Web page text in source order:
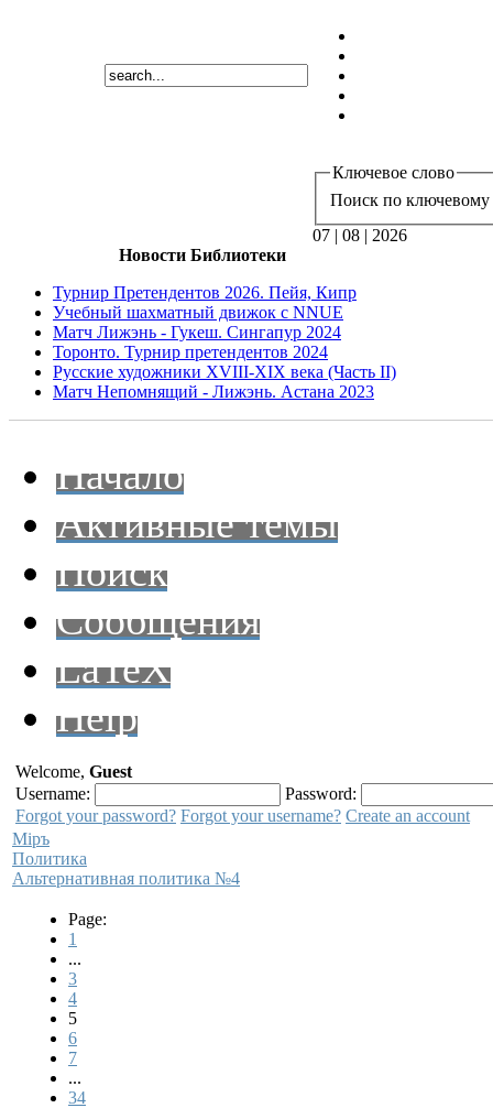
Ключевое слово
Поиск по ключевому
07 | 08 | 2026
Новости Библиотеки
Турнир Претендентов 2026. Пейя, Кипр
Учебный шахматный движок с NNUE
Матч Лижэнь - Гукеш. Сингапур 2024
Торонто. Турнир претендентов 2024
Русские художники XVIII-XIX века (Часть II)
Матч Непомнящий - Лижэнь. Астана 2023
Начало
Активные темы
Поиск
Сообщения
LaTeX
Help
Welcome, Guest
Username:
Password:
Forgot your password? Forgot your username? Create an account
Мiръ
Политика
Альтернативная политика №4
Page:
1
...
3
4
5
6
7
...
34